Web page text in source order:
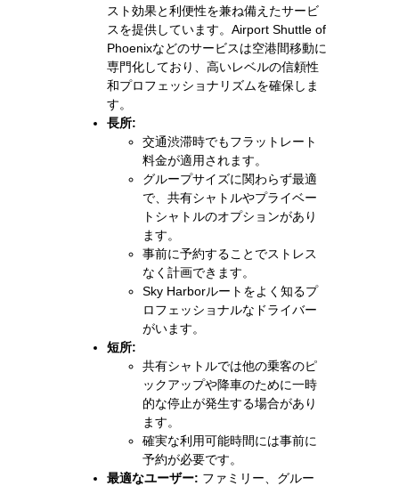
スト効果と利便性を兼ね備えたサービ
スを提供しています。Airport Shuttle of
Phoenixなどのサービスは空港間移動に
専門化しており、高いレベルの信頼性
和プロフェッショナリズムを確保しま
す。
長所:
交通渋滞時でもフラットレート
料金が適用されます。
グループサイズに関わらず最適
で、共有シャトルやプライベー
トシャトルのオプションがあり
ます。
事前に予約することでストレス
なく計画できます。
Sky Harborルートをよく知るプ
ロフェッショナルなドライバー
がいます。
短所:
共有シャトルでは他の乗客のピ
ックアップや降車のために一時
的な停止が発生する場合があり
ます。
確実な利用可能時間には事前に
予約が必要です。
最適なユーザー: ファミリー、グルー